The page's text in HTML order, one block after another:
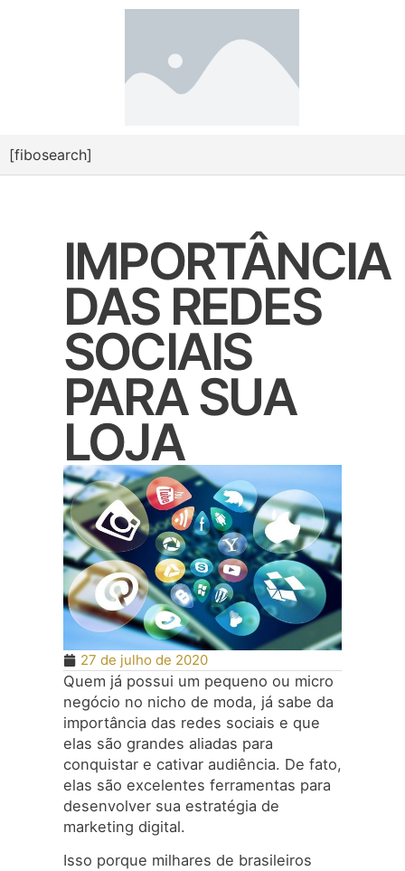
[fibosearch]
IMPORTÂNCIA
DAS REDES
SOCIAIS
PARA SUA
LOJA
27 de julho de 2020
Quem já possui um pequeno ou micro
negócio no nicho de moda, já sabe da
importância das redes sociais e que
elas são grandes aliadas para
conquistar e cativar audiência. De fato,
elas são excelentes ferramentas para
desenvolver sua estratégia de
marketing digital.
Isso porque milhares de brasileiros